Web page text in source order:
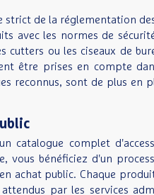
strict de la réglementation
avec les normes de
ou les ciseaux de
être prises en compte
reconnus, sont de plus en
catalogue complet
vous bénéficiez d'un
achat public. Chaque
par les services